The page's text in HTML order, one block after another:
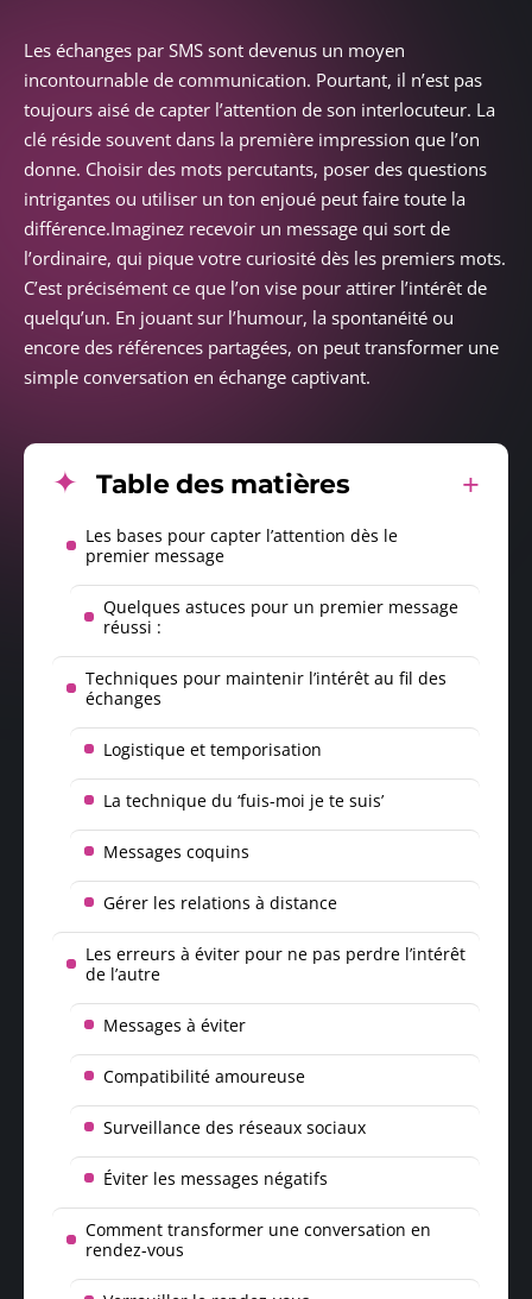
Les échanges par SMS sont devenus un moyen
incontournable de communication. Pourtant, il n’est pas
toujours aisé de capter l’attention de son interlocuteur. La
clé réside souvent dans la première impression que l’on
donne. Choisir des mots percutants, poser des questions
intrigantes ou utiliser un ton enjoué peut faire toute la
différence.Imaginez recevoir un message qui sort de
l’ordinaire, qui pique votre curiosité dès les premiers mots.
C’est précisément ce que l’on vise pour attirer l’intérêt de
quelqu’un. En jouant sur l’humour, la spontanéité ou
encore des références partagées, on peut transformer une
simple conversation en échange captivant.
Table des matières
Les bases pour capter l’attention dès le
premier message
Quelques astuces pour un premier message
réussi :
Techniques pour maintenir l’intérêt au fil des
échanges
Logistique et temporisation
La technique du ‘fuis-moi je te suis’
Messages coquins
Gérer les relations à distance
Les erreurs à éviter pour ne pas perdre l’intérêt
de l’autre
Messages à éviter
Compatibilité amoureuse
Surveillance des réseaux sociaux
Éviter les messages négatifs
Comment transformer une conversation en
rendez-vous